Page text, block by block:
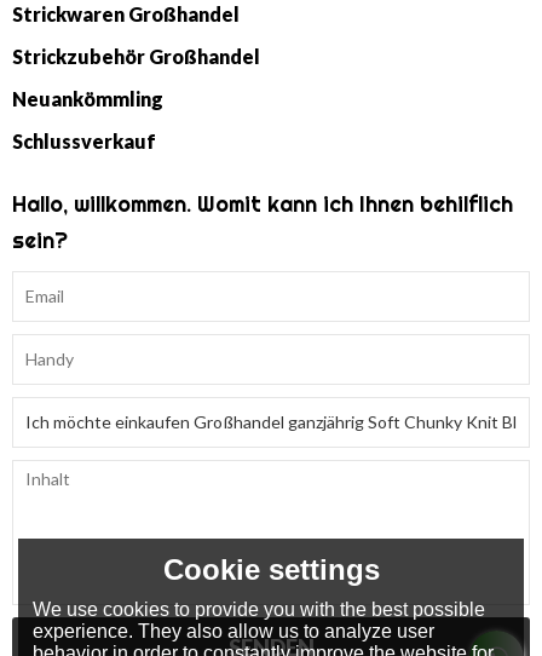
Strickwaren Großhandel
Strickzubehör Großhandel
Neuankömmling
Schlussverkauf
Hallo, willkommen. Womit kann ich Ihnen behilflich
sein?
SENDEN
Cookie settings
We use cookies to provide you with the best possible
experience. They also allow us to analyze user